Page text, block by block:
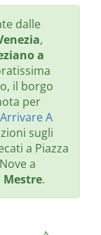
dalle
,
a
il borgo
per
A
sugli
a Piazza
a
Mestre.